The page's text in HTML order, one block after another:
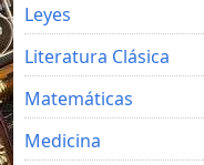
Leyes
Literatura Clásica
Matemáticas
Medicina